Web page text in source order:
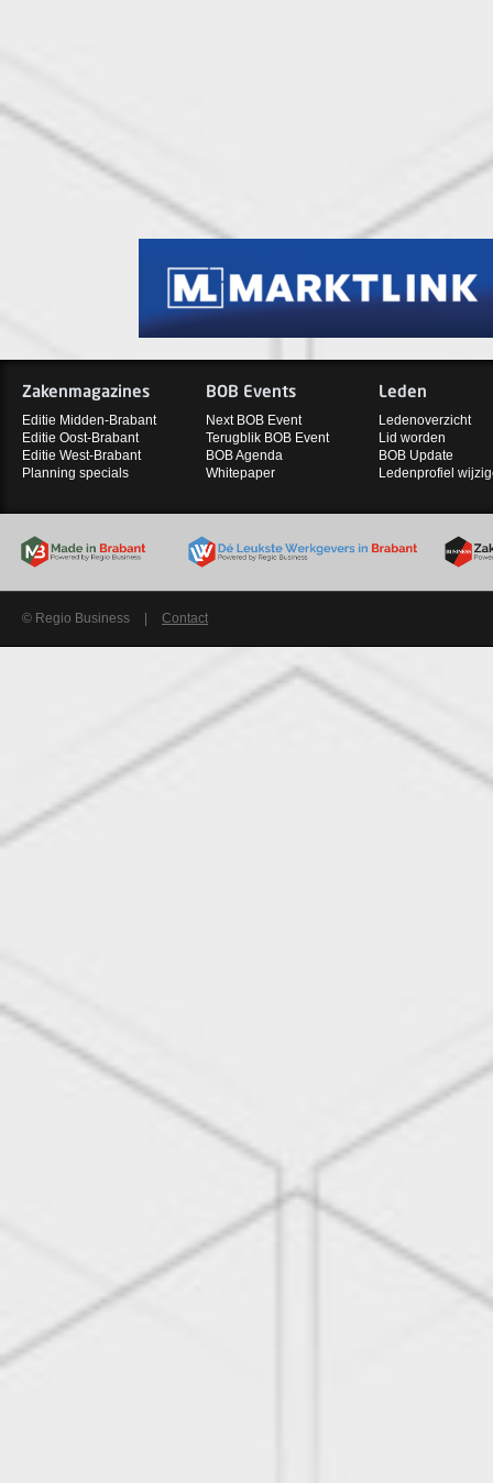
Zakenmagazines
Editie Midden-Brabant
Editie Oost-Brabant
Editie West-Brabant
Planning specials
BOB Events
Next BOB Event
Terugblik BOB Event
BOB Agenda
Whitepaper
Leden
Ledenoverzicht
Lid worden
BOB Update
Ledenprofiel
© Regio Business Contact